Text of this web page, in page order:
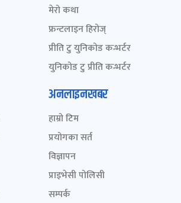
मेरो कथा
फ्रन्टलाइन हिरोज्
प्रीति टु युनिकोड कन्भर्टर
युनिकोड टु प्रीति कन्भर्टर
अनलाइनखबर
हाम्रो टिम
प्रयोगका सर्त
विज्ञापन
प्राइभेसी पोलिसी
सम्पर्क